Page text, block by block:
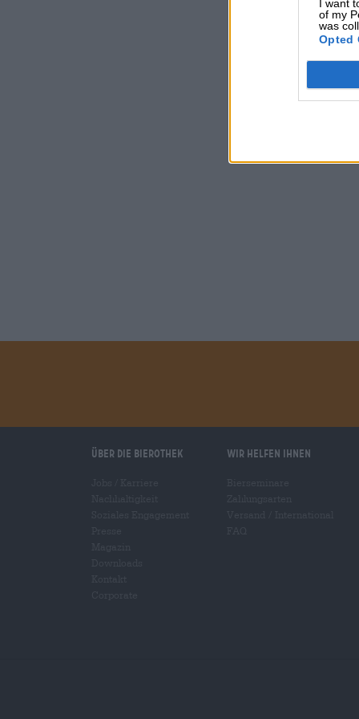
I want
of my
was
Opted
Über die Bierothek Wir helfen Ihnen